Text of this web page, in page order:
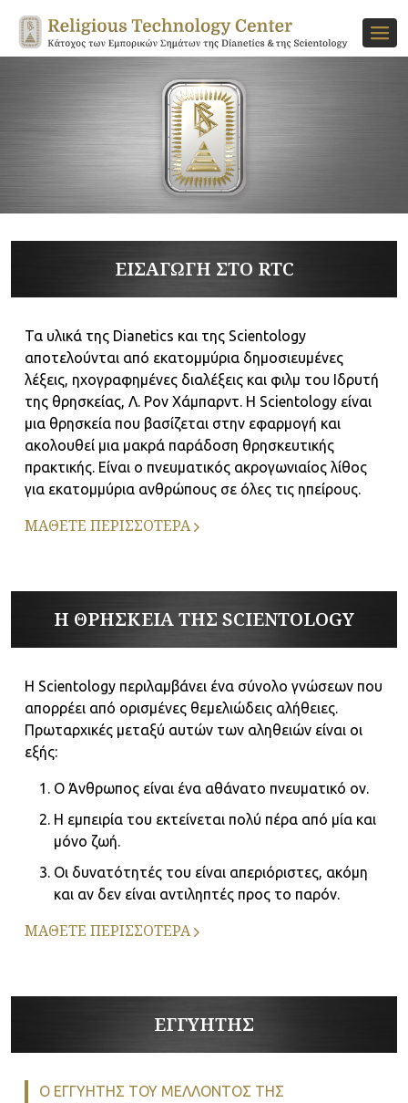
ΕΙΣΑΓΩΓΗ ΣΤΟ RTC
Τα υλικά της Dianetics και της Scientology
αποτελούνται από εκατομμύρια δημοσιευμένες
λέξεις, ηχογραφημένες διαλέξεις και φιλμ του Ιδρυτή
της θρησκείας, Λ. Ρον Χάμπαρντ. Η Scientology είναι
μια θρησκεία που βασίζεται στην εφαρμογή και
ακολουθεί μια μακρά παράδοση θρησκευτικής
πρακτικής. Είναι ο πνευματικός ακρογωνιαίος λίθος
για εκατομμύρια ανθρώπους σε όλες τις ηπείρους.
ΜΑΘΕΤΕ ΠΕΡΙΣΣΟΤΕΡΑ
Η ΘΡΗΣΚΕΙΑ ΤΗΣ SCIENTOLOGY
Η Scientology περιλαμβάνει ένα σύνολο γνώσεων που
απορρέει από ορισμένες θεμελιώδεις αλήθειες.
Πρωταρχικές μεταξύ αυτών των αληθειών είναι οι
εξής:
Ο Άνθρωπος είναι ένα αθάνατο πνευματικό ον.
Η εμπειρία του εκτείνεται πολύ πέρα από μία και
μόνο ζωή.
Οι δυνατότητές του είναι απεριόριστες, ακόμη
και αν δεν είναι αντιληπτές προς το παρόν.
ΜΑΘΕΤΕ ΠΕΡΙΣΣΟΤΕΡΑ
ΕΓΓΥΗΤΗΣ
Ο ΕΓΓΥΗΤΗΣ ΤΟΥ ΜΕΛΛΟΝΤΟΣ ΤΗΣ